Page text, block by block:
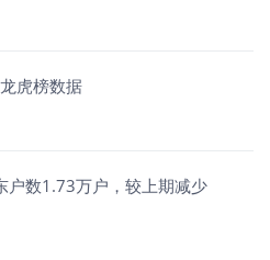
虎榜数据
户数1.73万户，较上期减少